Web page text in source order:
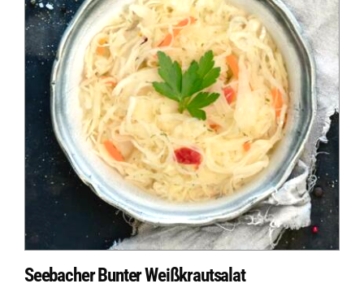
Seebacher Bunter Weißkrautsalat